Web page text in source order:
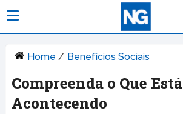
Home / Benefícios Sociais
Compreenda o Que Está
Acontecendo